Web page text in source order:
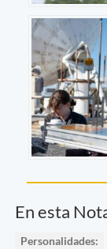
En esta
Personalidades: